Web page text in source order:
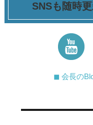
SNSも随時
◼︎ 会長の